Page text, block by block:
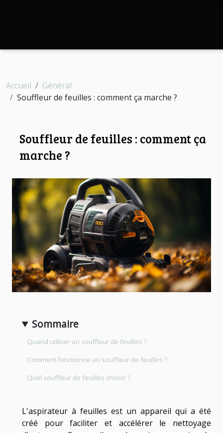
Accueil
Général
Souffleur de feuilles : comment ça marche ?
Souffleur de feuilles : comment ça
marche ?
Sommaire
Quand utiliser un souffleur de feuilles ?
Comment fonctionne un souffleur de feuilles ?
Quel souffleur de feuilles choisir ?
L'aspirateur à feuilles est un appareil qui a été
créé pour faciliter et accélérer le nettoyage